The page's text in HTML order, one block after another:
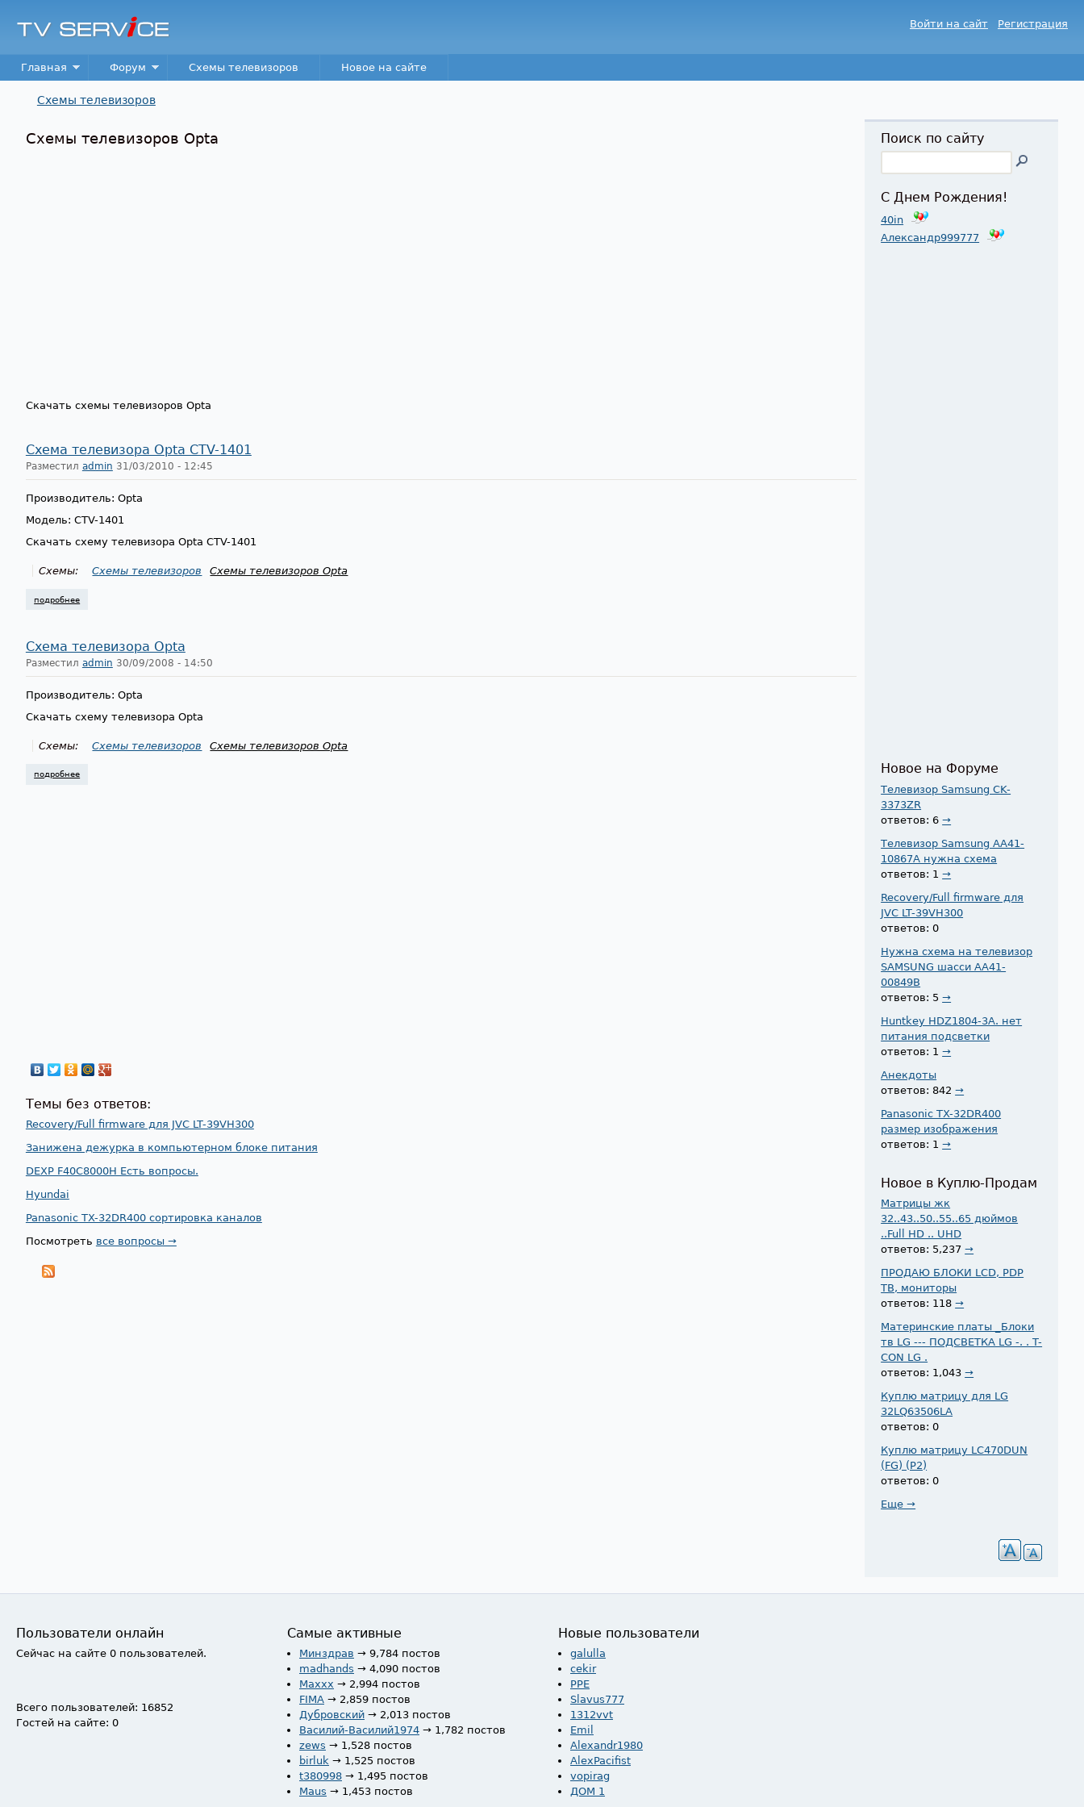
TV
Service
Войти на сайт Регистрация
Main menu
Главная Форум Схемы телевизоров Новое на сайте
Схемы телевизоров
Схемы телевизоров Opta
Скачать схемы телевизоров Opta
Схема телевизора Opta CTV-1401
Разместил admin 31/03/2010 - 12:45
Производитель: Opta
Модель: CTV-1401
Скачать схему телевизора Opta CTV-1401
Схемы: Схемы телевизоров Схемы телевизоров Opta
подробнее
Схема телевизора Opta
Разместил admin 30/09/2008 - 14:50
Производитель: Opta
Скачать схему телевизора Opta
Схемы: Схемы телевизоров Схемы телевизоров Opta
подробнее
Темы без ответов:
Recovery/Full firmware для JVC LT-39VH300
Занижена дежурка в компьютерном блоке питания
DEXP F40C8000H Есть вопросы.
Hyundai
Panasonic TX-32DR400 сортировка каналов
Посмотреть все вопросы →
Поиск по сайту
С Днем Рождения!
40in
Александр999777
Новое на Форуме
Телевизор Samsung CK-
3373ZR
ответов: 6→
Телевизор Samsung AA41-
10867A нужна схема
ответов: 1→
Recovery/Full firmware для
JVC LT-39VH300
ответов: 0
Нужна схема на телевизор
SAMSUNG шасси AA41-
00849B
ответов: 5→
Huntkey HDZ1804-3A. нет
питания подсветки
ответов: 1→
Анекдоты
ответов: 842→
Panasonic TX-32DR400
размер изображения
ответов: 1→
Новое в Куплю-Продам
Матрицы жк
32..43..50..55..65 дюймов
..Full HD .. UHD
ответов: 5,237→
ПРОДАЮ БЛОКИ LCD, PDP
ТВ, мониторы
ответов: 118→
Материнские платы _Блоки
тв LG --- ПОДСВЕТКА LG -. . T-
CON LG .
ответов: 1,043→
Куплю матрицу для LG
32LQ63506LA
ответов: 0
Куплю матрицу LC470DUN
(FG) (P2)
ответов: 0
Еще →
Пользователи онлайн
Сейчас на сайте 0 пользователей.
Всего пользователей: 16852
Гостей на сайте: 0
Самые активные
Минздрав → 9,784 постов
madhands → 4,090 постов
Maxxx → 2,994 постов
FIMA → 2,859 постов
Дубровский → 2,013 постов
Василий-Василий1974 → 1,782 постов
zews → 1,528 постов
birluk → 1,525 постов
t380998 → 1,495 постов
Maus → 1,453 постов
Новые пользователи
galulla
cekir
PPE
Slavus777
1312vvt
Emil
Alexandr1980
AlexPacifist
vopirag
ДОМ 1